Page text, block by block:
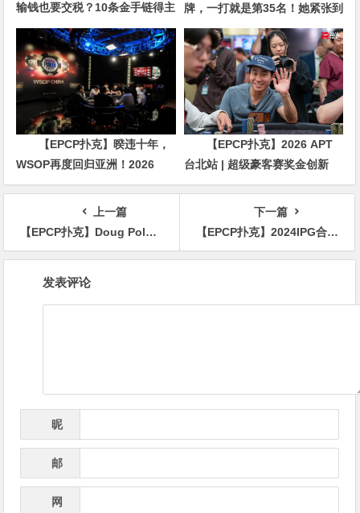
输钱也要交税？10条金手链得主
直言“扛不住”，主动砍掉四分之
三比赛
牌，一打就是第35名！她紧张到
脚悬空，但全世界以为她很淡定
【EPCP扑克】暌违十年，
WSOP再度回归亚洲！2026
APL济州站6月19-28日盛大登
【EPCP扑克】2026 APT
台北站 | 超级豪客赛奖金创新
高，美国选手Ethan
“Rampage” Yau领跑全场！
上一篇
【EPCP扑克】Doug Polk计划开第二家扑克室，被当地居民疯狂阻拦
下一篇
【EPCP扑克】2024IPG合肥站 |主赛火热开打！A组265人参赛73人晋级，选手江明24.95万记分领跑
发表评论
昵
邮
网